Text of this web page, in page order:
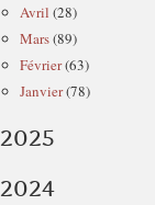
Avril (28)
Mars(89)
Février(63)
Janvier(78)
2025
2024